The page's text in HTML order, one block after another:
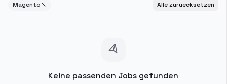
Magento Alle zuruecksetzen
Keine passenden Jobs gefunden